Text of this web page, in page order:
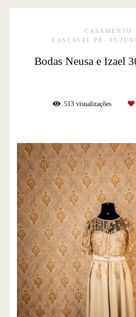
CASAMENTO
CASCAVEL PR
05/
Bodas Neusa e Izael
513visualizações